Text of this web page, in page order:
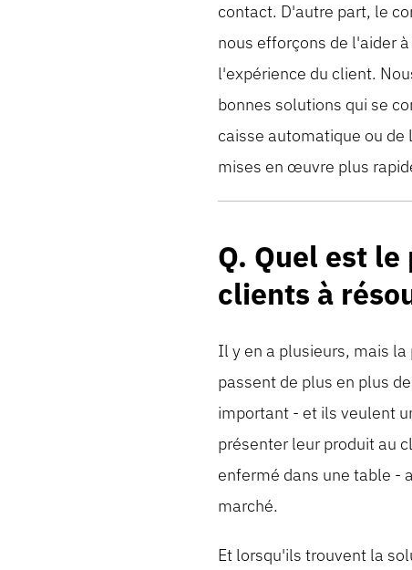
contact. D'autre part, le
nous efforçons de l'aider
l'expérience du client.
bonnes solutions qui se
caisse automatique ou
mises en œuvre plus
Q. Quel est
clients à
Il y en a plusieurs, mais
passent de plus en plus
important - et ils veulent
présenter leur produit au
enfermé dans une table -
marché.
Et lorsqu'ils trouvent la